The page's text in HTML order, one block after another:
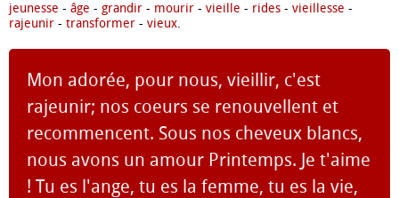
jeunesse - âge - grandir - mourir - vieille - rides - vieillesse -
rajeunir - transformer - vieux.
Mon adorée, pour nous, vieillir, c'est
rajeunir; nos coeurs se renouvellent et
recommencent. Sous nos cheveux blancs,
nous avons un amour Printemps. Je t'aime
! Tu es l'ange, tu es la femme, tu es la vie,